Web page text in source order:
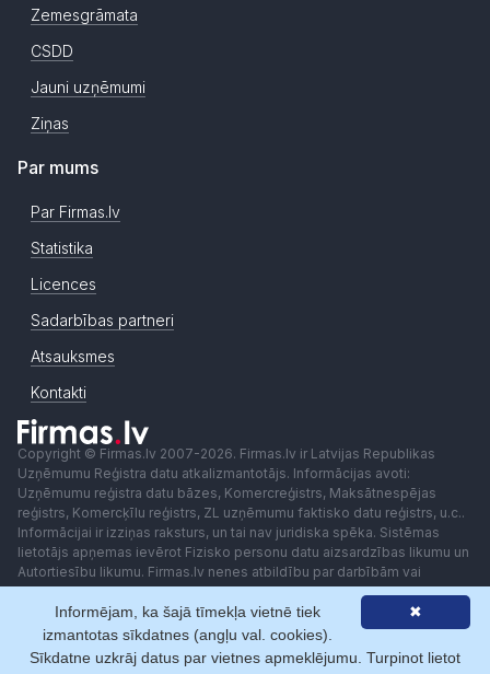
Zemesgrāmata
CSDD
Jauni uzņēmumi
Ziņas
Par mums
Par Firmas.lv
Statistika
Licences
Sadarbības partneri
Atsauksmes
Kontakti
Copyright © Firmas.lv 2007-2026. Firmas.lv ir Latvijas Republikas
Uzņēmumu Reģistra datu atkalizmantotājs. Informācijas avoti:
Uzņēmumu reģistra datu bāzes, Komercreģistrs, Maksātnespējas
reģistrs, Komercķīlu reģistrs, ZL uzņēmumu faktisko datu reģistrs, u.c..
Informācijai ir izziņas raksturs, un tai nav juridiska spēka. Sistēmas
lietotājs apņemas ievērot Fizisko personu datu aizsardzības likumu un
Autortiesību likumu. Firmas.lv nenes atbildību par darbībām vai
lēmumiem, kas balstīti uz saņemto pakalpojumu. Lietotājam aizliegts
izmantot jebkādas automatizētas sistēmas vai iekārtas (robotus)
piekļuvei sistēmai bez rakstiskas saskaņošanas ar Firmas.lv. Galvenā
redaktore: Ingūna Pempere.
Lietošanas noteikumi
Privātuma politika
✖
Informējam, ka šajā tīmekļa vietnē tiek
izmantotas sīkdatnes (angļu val. cookies).
Sīkdatne uzkrāj datus par vietnes apmeklējumu. Turpinot lietot